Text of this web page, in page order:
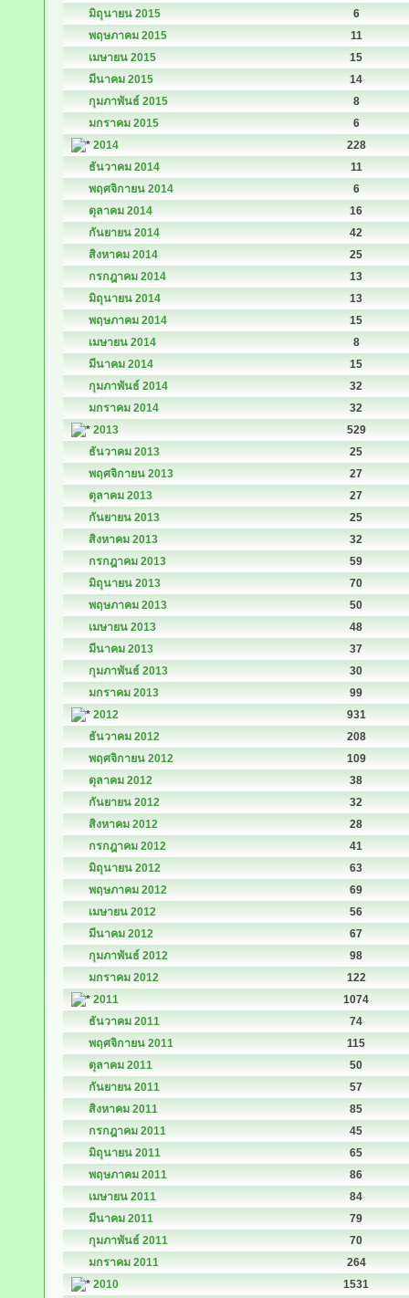
มิถุนายน 2015
6
พฤษภาคม 2015
11
เมษายน 2015
15
มีนาคม 2015
14
กุมภาพันธ์ 2015
8
มกราคม 2015
6
2014
228
ธันวาคม 2014
11
พฤศจิกายน 2014
6
ตุลาคม 2014
16
กันยายน 2014
42
สิงหาคม 2014
25
กรกฎาคม 2014
13
มิถุนายน 2014
13
พฤษภาคม 2014
15
เมษายน 2014
8
มีนาคม 2014
15
กุมภาพันธ์ 2014
32
มกราคม 2014
32
2013
529
ธันวาคม 2013
25
พฤศจิกายน 2013
27
ตุลาคม 2013
27
กันยายน 2013
25
สิงหาคม 2013
32
กรกฎาคม 2013
59
มิถุนายน 2013
70
พฤษภาคม 2013
50
เมษายน 2013
48
มีนาคม 2013
37
กุมภาพันธ์ 2013
30
มกราคม 2013
99
2012
931
ธันวาคม 2012
208
พฤศจิกายน 2012
109
ตุลาคม 2012
38
กันยายน 2012
32
สิงหาคม 2012
28
กรกฎาคม 2012
41
มิถุนายน 2012
63
พฤษภาคม 2012
69
เมษายน 2012
56
มีนาคม 2012
67
กุมภาพันธ์ 2012
98
มกราคม 2012
122
2011
1074
ธันวาคม 2011
74
พฤศจิกายน 2011
115
ตุลาคม 2011
50
กันยายน 2011
57
สิงหาคม 2011
85
กรกฎาคม 2011
45
มิถุนายน 2011
65
พฤษภาคม 2011
86
เมษายน 2011
84
มีนาคม 2011
79
กุมภาพันธ์ 2011
70
มกราคม 2011
264
2010
1531